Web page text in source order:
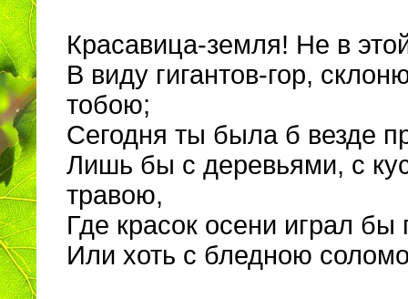
Красавица-земля! Не в
В виду гигантов-гор,
тобою;
Сегодня ты была б везде
Лишь бы с деревьями, с
травою,
Где красок осени играл бы
Или хоть с бледною